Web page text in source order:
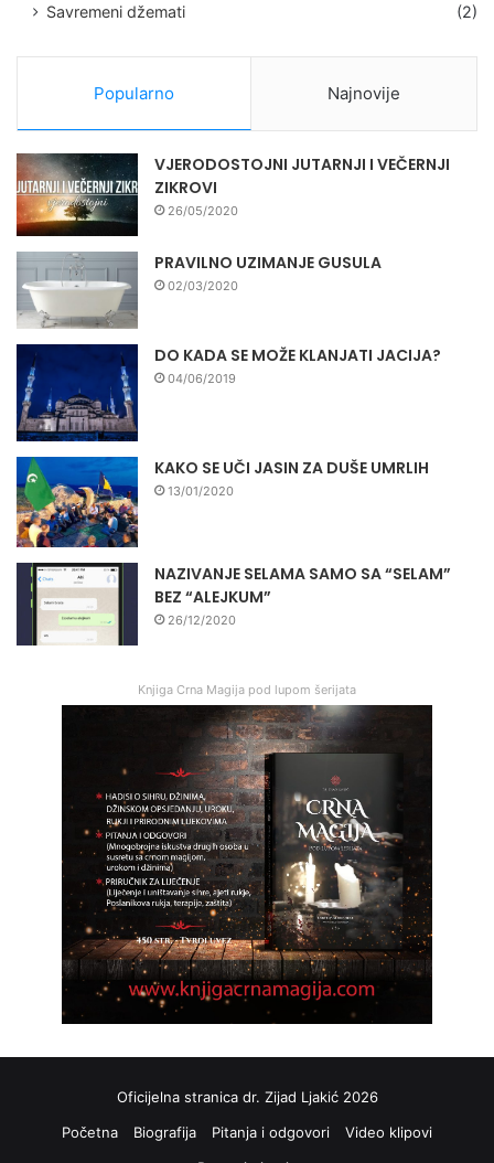
Savremeni džemati
(2)
Popularno Najnovije
VJERODOSTOJNI JUTARNJI I VEČERNJI
ZIKROVI
26/05/2020
PRAVILNO UZIMANJE GUSULA
02/03/2020
DO KADA SE MOŽE KLANJATI JACIJA?
04/06/2019
KAKO SE UČI JASIN ZA DUŠE UMRLIH
13/01/2020
NAZIVANJE SELAMA SAMO SA “SELAM”
BEZ “ALEJKUM”
26/12/2020
Knjiga Crna Magija pod lupom šerijata
Oficijelna stranica dr. Zijad Ljakić 2026
Početna
Biografija Pitanja i odgovori
Video klipovi